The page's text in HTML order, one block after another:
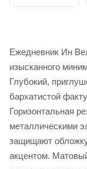
Ежедневник Ин
изысканного
Глубокий,
бархатистой
Горизонтальная
металлическими
защищают
акцентом.